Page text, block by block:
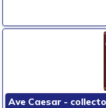
Ave Caesar -